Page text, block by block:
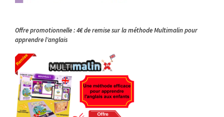
Offre promotionnelle : 4€ de remise sur la méthode Multimalin pour
apprendre l’anglais